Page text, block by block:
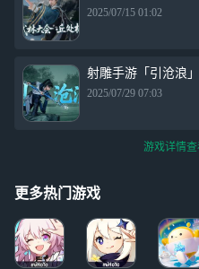
2025/07/15 01:02
射雕手游「引沧浪
2025/07/29 07:03
游戏详情
更多热门游戏